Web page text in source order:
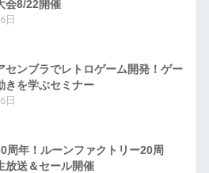
会8/22開催
日
センブラでレトロゲーム開発！ゲー
きを学ぶセミナー
日
周年！ルーンファクトリー20周
放送＆セール開催